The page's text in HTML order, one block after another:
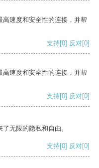
速度和安全性的连接，并帮
支持[0] 反对[0]
速度和安全性的连接，并帮
支持[0] 反对[0]
无限的隐私和自由。
支持[0] 反对[0]